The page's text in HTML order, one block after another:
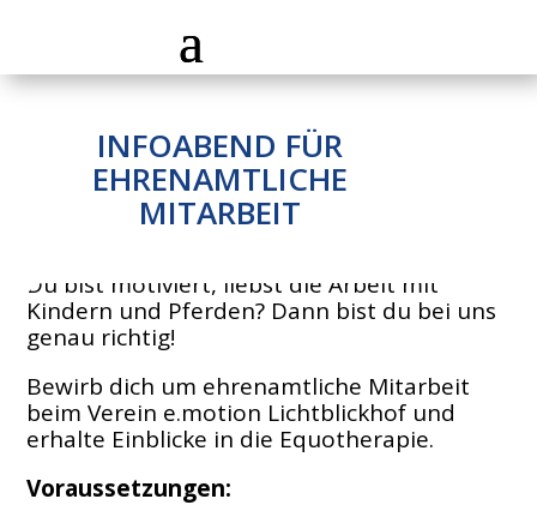
INFOABEND FÜR
EHRENAMTLICHE
MITARBEIT
Du bist motiviert, liebst die Arbeit mit
Kindern und Pferden? Dann bist du bei uns
genau richtig!
Bewirb dich um ehrenamtliche Mitarbeit
beim Verein e.motion Lichtblickhof und
erhalte Einblicke in die Equotherapie.
Voraussetzungen: